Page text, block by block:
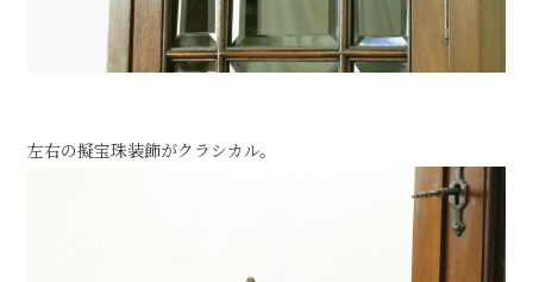
左右の擬宝珠装飾がクラシカル。